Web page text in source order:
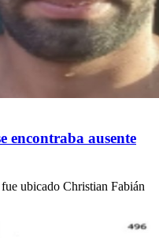
encontraba ausente
ubicado Christian Fabián